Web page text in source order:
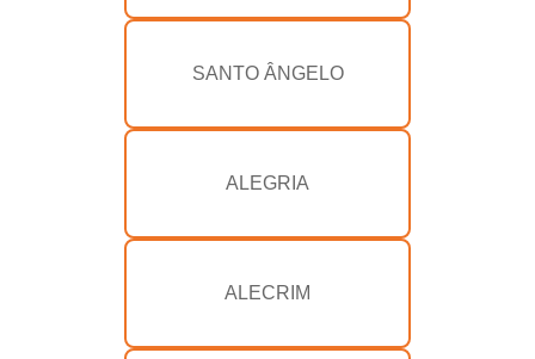
SANTO ÂNGELO
ALEGRIA
ALECRIM